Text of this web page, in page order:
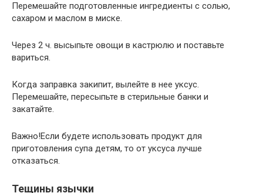
Перемешайте подготовленные ингредиенты с солью,
сахаром и маслом в миске.
Через 2 ч. высыпьте овощи в кастрюлю и поставьте
вариться.
Когда заправка закипит, вылейте в нее уксус.
Перемешайте, пересыпьте в стерильные банки и
закатайте.
Важно!Если будете использовать продукт для
приготовления супа детям, то от уксуса лучше
отказаться.
Тещины язычки